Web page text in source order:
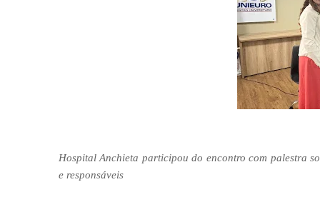
Hospital Anchieta participou do encontro com palestra
e responsáveis